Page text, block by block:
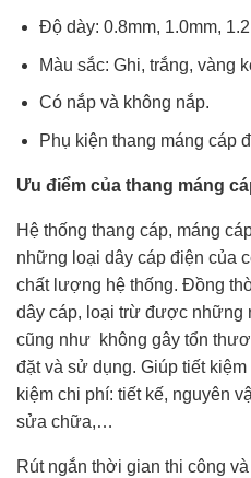
Độ dày: 0.8mm, 1.0mm,
Màu sắc: Ghi, trắng, vàng
Có nắp và không nắp.
Phụ kiện thang máng cáp
Ưu điểm của thang máng
Hệ thống thang cáp, máng
những loại dây cáp điện của
chất lượng hệ thống. Đồng
dây cáp, loại trừ được những
cũng như không gây tổn
đặt và sử dụng. Giúp tiết
kiệm chi phí: tiết kế, nguyên
sửa chữa,…
Rút ngắn thời gian thi công